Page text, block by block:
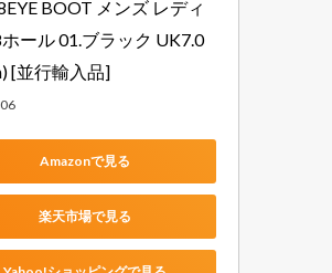
BOOT メンズ レディ
ール 01.ブラック UK7.0
[並行輸入品]
Amazonで見る
楽天市場で見る